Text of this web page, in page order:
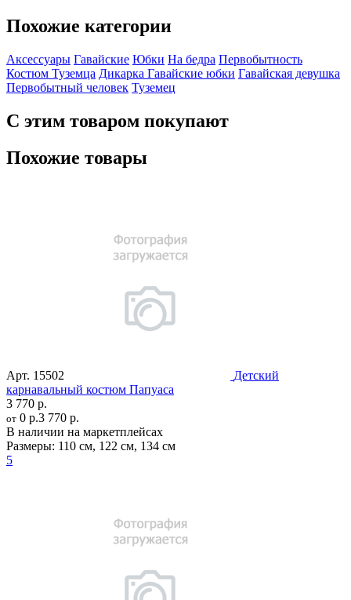
Похожие категории
Аксессуары Гавайские Юбки На бедра Первобытность
Костюм Туземца Дикарка Гавайские юбки Гавайская девушка
Первобытный человек Туземец
С этим товаром покупают
Похожие товары
Арт. 15502
Детский
карнавальный костюм Папуаса
3 770 р.
от 0 р.3 770 р.
В наличии на маркетплейсах
Размеры: 110 см, 122 см, 134 см
5